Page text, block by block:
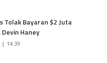
Tolak Bayaran $2 Juta
Haney
| 14:39